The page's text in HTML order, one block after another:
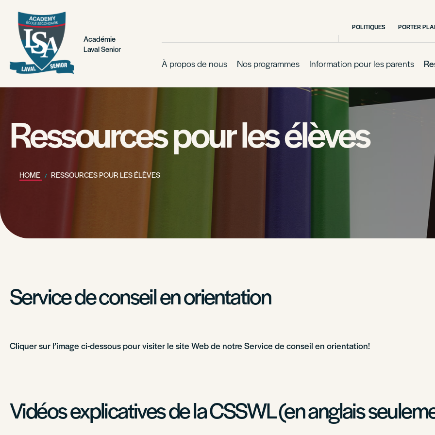
Académie
Laval Senior
POLITIQUES PORTER
À propos de nous Nos programmes Information pour les parents
Ressources pour les élèves
HOME RESSOURCES POUR LES ÉLÈVES
Service de conseil en orientation
Cliquer sur l’image ci-dessous pour visiter le site Web de notre Service de conseil en orientation!
Vidéos explicatives de la CSSWL (en anglais